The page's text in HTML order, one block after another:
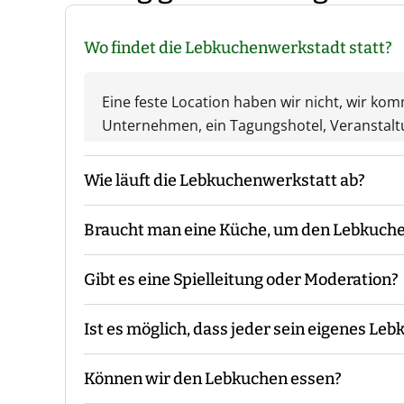
Wo findet die Lebkuchenwerkstadt statt?
Eine feste Location haben wir nicht, wir
Unternehmen, ein Tagungshotel,
Wie läuft die Lebkuchenwerkstatt ab?
Der Moderator kommt mit den Materialien
ggf. die Gruppeneinteilung. Danach erfolgt
losgeht. Während des Events begleitet
Verfügung. Am Ende macht der Moderator
Braucht man eine Küche, um den
Nein, der Lebkuchen wird baufertig
Gibt es eine Spielleitung oder Moderation?
Bei unserer Lebkuchenwerkstatt sind - je
mit Euch vor Ort.
Ist es möglich, dass jeder sein eigenes
Da es sich bei unserer Lebkuchenwerkstatt
Können wir den Lebkuchen essen?